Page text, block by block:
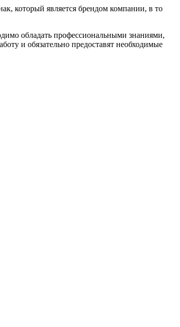
который является брендом компании, в то
обладать профессиональными знаниями,
и обязательно предоставят необходимые